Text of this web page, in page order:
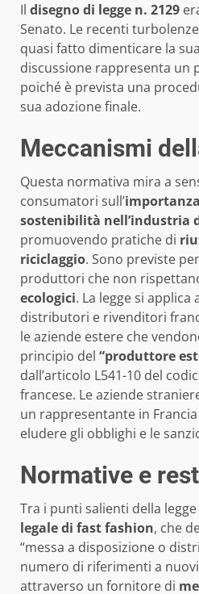
Il disegno di legge n. 2129
Senato. Le recenti
quasi fatto dimenticare la
discussione rappresenta un
poiché è prevista una
sua adozione finale.
Meccanismi
Questa normativa mira a
consumatori sull’
sostenibilità nell’industria
promuovendo pratiche di
riciclaggio. Sono previste
produttori che non
ecologici. La legge si
distributori e rivenditori
le aziende estere che
principio del “produttore
dall’articolo L541-10 del
francese. Le aziende
un rappresentante in
eludere gli obblighi e le
Normative e
Tra i punti salienti della
legale di fast fashion, che
“messa a disposizione o
numero di riferimenti a
attraverso un fornitore di